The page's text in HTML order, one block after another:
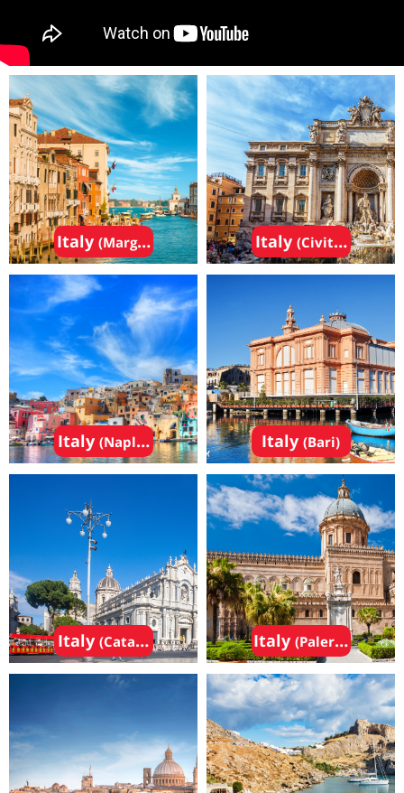
Italy (Marghera ( near Venice))Italy (Civitavecchia -
Italy (Naples) Italy (Bari)
Italy (Catania) Italy (Palermo)